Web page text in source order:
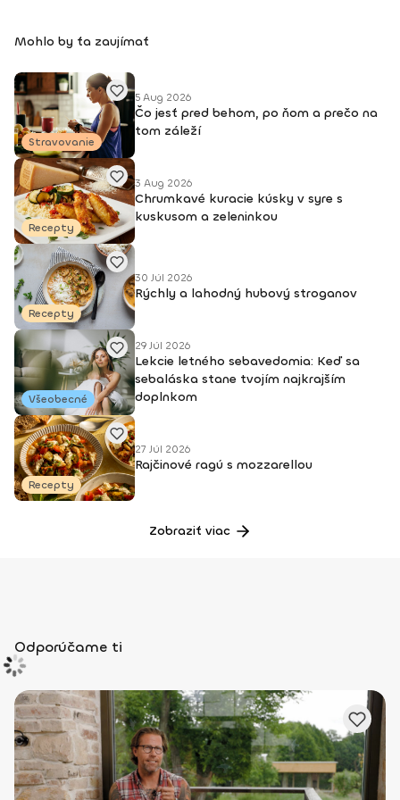
Mohlo by ťa zaujímať
Stravovanie
5 Aug 2026
Čo jesť pred behom, po ňom a prečo na
tom záleží
Recepty
3 Aug 2026
Chrumkavé kuracie kúsky v syre s
kuskusom a zeleninkou
Recepty
30 Júl 2026
Rýchly a lahodný hubový stroganov
Všeobecné
29 Júl 2026
Lekcie letného sebavedomia: Keď sa
sebaláska stane tvojím najkrajším
doplnkom
Recepty
27 Júl 2026
Rajčinové ragú s mozzarellou
Zobraziť viac
Odporúčame ti